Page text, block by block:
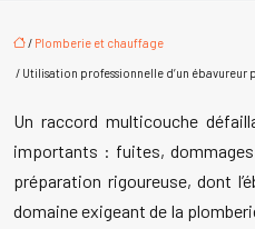
/ Plomberie et chauffage
/ Utilisation professionnelle d’un ébavureur
Un raccord multicouche
importants : fuites,
préparation rigoureuse, dont
domaine exigeant de la